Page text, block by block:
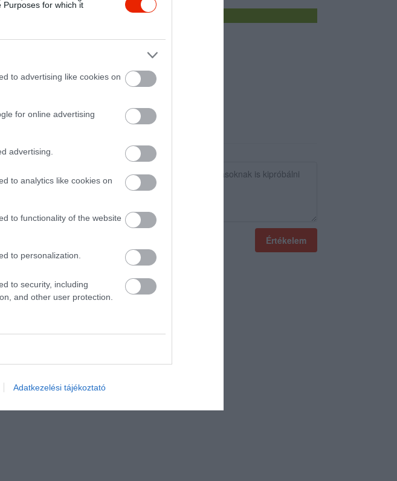
Purposes for which it
to advertising like cookies on
for online advertising
advertising.
to analytics like cookies on
to functionality of the website
to personalization.
to security, including
and other user protection.
Adatkezelési tájékoztató
Értékelem